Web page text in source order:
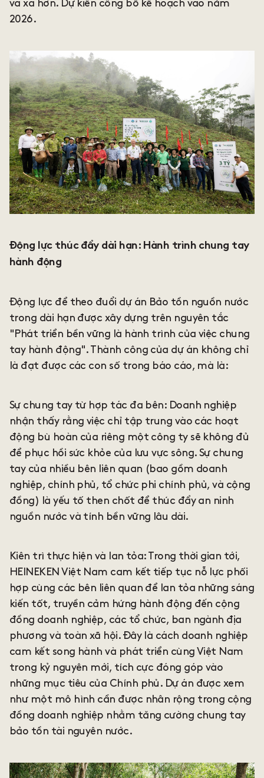
và xa hơn. Dự kiến công bố kế hoạch vào năm
2026.
Động lực thúc đẩy dài hạn: Hành trình chung tay
hành động
Động lực để theo đuổi dự án Bảo tồn nguồn nước
trong dài hạn được xây dựng trên nguyên tắc
"Phát triển bền vững là hành trình của việc chung
tay hành động". Thành công của dự án không chỉ
là đạt được các con số trong báo cáo, mà là:
Sự chung tay từ hợp tác đa bên: Doanh nghiệp
nhận thấy rằng việc chỉ tập trung vào các hoạt
động bù hoàn của riêng một công ty sẽ không đủ
để phục hồi sức khỏe của lưu vực sông. Sự chung
tay của nhiều bên liên quan (bao gồm doanh
nghiệp, chính phủ, tổ chức phi chính phủ, và cộng
đồng) là yếu tố then chốt để thúc đẩy an ninh
nguồn nước và tính bền vững lâu dài.
Kiên trì thực hiện và lan tỏa: Trong thời gian tới,
HEINEKEN Việt Nam cam kết tiếp tục nỗ lực phối
hợp cùng các bên liên quan để lan tỏa những sáng
kiến tốt, truyền cảm hứng hành động đến cộng
đồng doanh nghiệp, các tổ chức, ban ngành địa
phương và toàn xã hội. Đây là cách doanh nghiệp
cam kết song hành và phát triển cùng Việt Nam
trong kỷ nguyên mới, tích cực đóng góp vào
những mục tiêu của Chính phủ. Dự án được xem
như một mô hình cần được nhân rộng trong cộng
đồng doanh nghiệp nhằm tăng cường chung tay
bảo tồn tài nguyên nước.